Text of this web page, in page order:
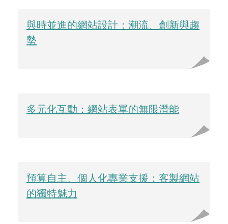
與時並進的網站設計：潮流、創新與趨
勢
多元化互動：網站表單的無限潛能
預算自主、個人化專業支援：客製網站
的獨特魅力